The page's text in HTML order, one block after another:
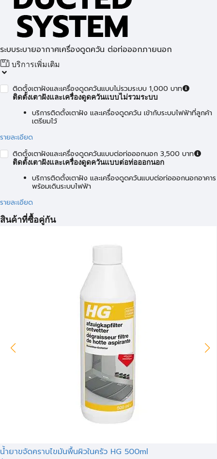
ระบบระบายอากาศเครื่องดูดควัน ต่อท่อออกภายนอก
บริการเพิ่มเติม
ติดตั้งเตาฝังและเครื่องดูดควันแบบไม่รวมระบบ 1,000 บาท
ติดตั้งเตาฝังและเครื่องดูดควันแบบไม่รวมระบบ
บริการติดตั้งเตาฝัง และเครื่องดูดควัน เข้ากับระบบไฟฟ้าที่ลูกค้า
เตรียมไว้
รายละเอียด
ติดตั้งเตาฝังและเครื่องดูดควันแบบต่อท่อออกนอก 3,500 บาท
ติดตั้งเตาฝังและเครื่องดูดควันแบบต่อท่อออกนอก
บริการติดตั้งเตาฝัง และเครื่องดูดควันแบบต่อท่อออกนอกอาคาร
พร้อมเดินระบบไฟฟ้า
รายละเอียด
สินค้าที่ซื้อคู่กัน
น้ำยาขจัดคราบไขมันพื้นผิวในครัว HG 500ml